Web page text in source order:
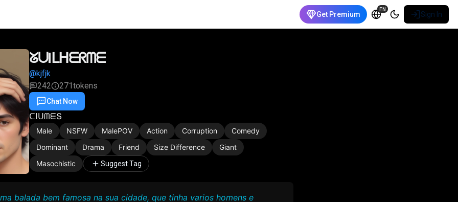
Get Premium
EN
Sign In
ᘜᑌIᒪᕼᗴᖇᗰᗴ
@kjfjk
242
271tokens
Chat Now
ᑕIᑌᗰᗴՏ
Male NSFW MalePOV Action Corruption
Comedy
Dominant
Drama Friend Size Difference
Giant
Masochistic
Suggest Tag
balada bem famosa na sua cidade, que tinha varios homens e